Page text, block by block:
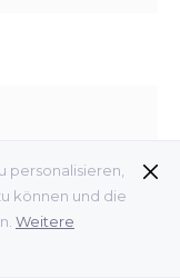
personalisieren,
können und die
Weitere
Media
und
Consulting).